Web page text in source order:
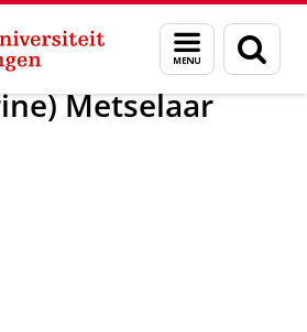
Menu
en
zoeken
drs. C. (Carine) Metselaar
Metselaar